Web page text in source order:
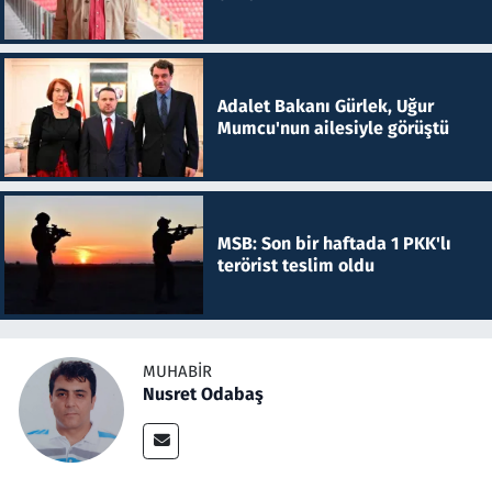
Adalet Bakanı Gürlek, Uğur
Mumcu'nun ailesiyle görüştü
MSB: Son bir haftada 1 PKK'lı
terörist teslim oldu
MUHABIR
Nusret Odabaş